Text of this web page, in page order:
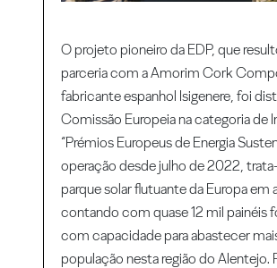
O projeto pioneiro da EDP, que
parceria com a Amorim Cork
fabricante espanhol Isigenere, foi
Comissão Europeia na categoria de
“Prémios Europeus de Energia
operação desde julho de 2022,
parque solar flutuante da Europa em
contando com quase 12 mil painéis
com capacidade para abastecer
população nesta região do Alentejo.